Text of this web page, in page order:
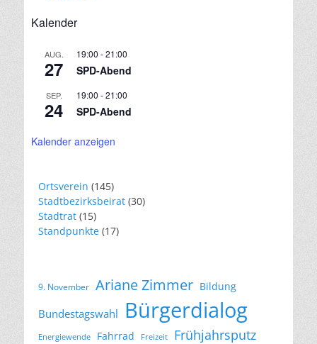
Kalender
AUG.
27
19:00 -21:00
SPD-Abend
SEP.
24
19:00 -21:00
SPD-Abend
Kalender anzeigen
Ortsverein (145)
Stadtbezirksbeirat (30)
Stadtrat (15)
Standpunkte (17)
9. November Ariane Zimmer Bildung
Bundestagswahl Bürgerdialog
Energiewende Fahrrad Freizeit Frühjahrsputz